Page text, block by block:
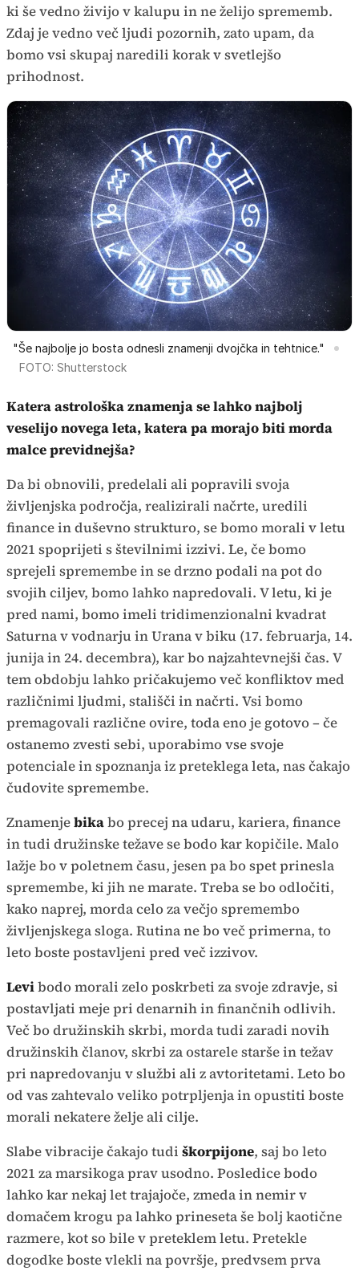
ki še vedno živijo v kalupu in ne želijo sprememb.
Zdaj je vedno več ljudi pozornih, zato upam, da
bomo vsi skupaj naredili korak v svetlejšo
prihodnost.
"Še najbolje jo bosta odnesli znamenji dvojčka in tehtnice."
FOTO: Shutterstock
Katera astrološka znamenja se lahko najbolj
veselijo novega leta, katera pa morajo biti morda
malce previdnejša?
Da bi obnovili, predelali ali popravili svoja
življenjska področja, realizirali načrte, uredili
finance in duševno strukturo, se bomo morali v letu
2021 spoprijeti s številnimi izzivi. Le, če bomo
sprejeli spremembe in se drzno podali na pot do
svojih ciljev, bomo lahko napredovali. V letu, ki je
pred nami, bomo imeli tridimenzionalni kvadrat
Saturna v vodnarju in Urana v biku (17. februarja, 14.
junija in 24. decembra), kar bo najzahtevnejši čas. V
tem obdobju lahko pričakujemo več konfliktov med
različnimi ljudmi, stališči in načrti. Vsi bomo
premagovali različne ovire, toda eno je gotovo – če
ostanemo zvesti sebi, uporabimo vse svoje
potenciale in spoznanja iz preteklega leta, nas čakajo
čudovite spremembe.
Znamenjebikabo precej na udaru, kariera, finance
in tudi družinske težave se bodo kar kopičile. Malo
lažje bo v poletnem času, jesen pa bo spet prinesla
spremembe, ki jih ne marate. Treba se bo odločiti,
kako naprej, morda celo za večjo spremembo
življenjskega sloga. Rutina ne bo več primerna, to
leto boste postavljeni pred več izzivov.
Levibodo morali zelo poskrbeti za svoje zdravje, si
postavljati meje pri denarnih in finančnih odlivih.
Več bo družinskih skrbi, morda tudi zaradi novih
družinskih članov, skrbi za ostarele starše in težav
pri napredovanju v službi ali z avtoritetami. Leto bo
od vas zahtevalo veliko potrpljenja in opustiti boste
morali nekatere želje ali cilje.
Slabe vibracije čakajo tudi škorpijone, saj bo leto
2021 za marsikoga prav usodno. Posledice bodo
lahko kar nekaj let trajajoče, zmeda in nemir v
domačem krogu pa lahko prineseta še bolj kaotične
razmere, kot so bile v preteklem letu. Pretekle
dogodke boste vlekli na površje, predvsem prva